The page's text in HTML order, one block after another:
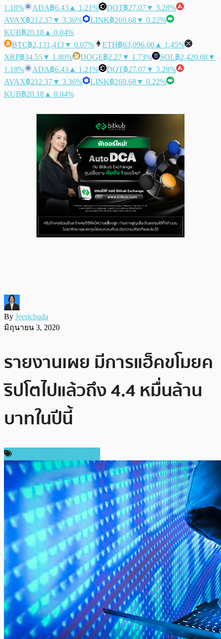
1.18%
ADA฿6.43 ▲ 1.21% DOT฿27.07▼ 3.28%
AVAX฿212.37▼ 3.36% LINK฿269.68▼ 0.22%
KUB฿20.18 ▲ 0.04%
BTC฿2,131,413▼ 0.07% ETH฿63,096.00 ▲ 1.45%
XRP฿34.55▼ 1.80% DOGE฿2.27▼ 1.73% SOL฿2,420.08▼
1.18%
ADA฿6.43 ▲ 1.21% DOT฿27.07▼ 3.28%
AVAX฿212.37▼ 3.36% LINK฿269.68▼ 0.22%
KUB฿20.18 ▲ 0.04%
By Jeerichuda
มิถุนายน 3, 2020
รายงานเผย มีการแฮ็คขโมยค
ริปโตไปแล้วถึง 4.4 หมื่นล้าน
บาทในปีนี้